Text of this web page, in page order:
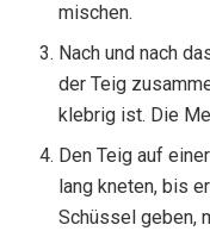
mischen.
Nach und nach
der Teig
klebrig ist. Die
Den Teig auf
lang kneten, bis
Schüssel geben,